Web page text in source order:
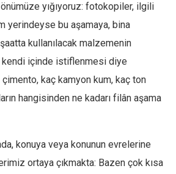
yığıyoruz: fotokopiler, ilgili
yerindeyse bu aşamaya, bina
kullanılacak malzemenin
kendi içinde istiflenmesi diye
kaç kamyon kum, kaç ton
hangisinden ne kadarı filân aşama
konuya veya konunun evrelerine
ortaya çıkmakta: Bazen çok kısa